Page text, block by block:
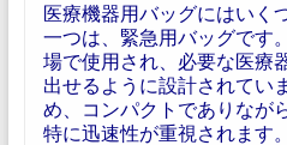
医療機器用バッグにはいく
一つは、緊急用バッグです
場で使用され、必要な医療
出せるように設計されてい
め、コンパクトでありなが
特に迅速性が重視されます。